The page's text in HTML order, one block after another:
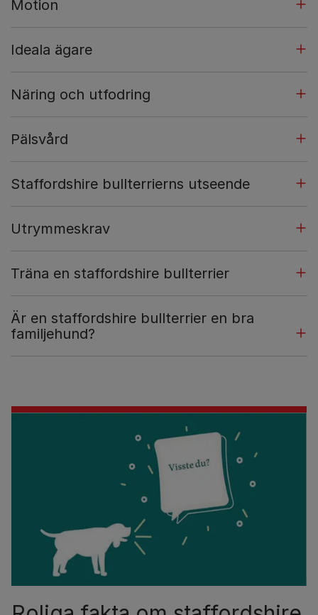
Motion
Ideala ägare
Näring och utfodring
Pälsvård
Staffordshire bullterrierns utseende
Utrymmeskrav
Träna en staffordshire bullterrier
Är en staffordshire bullterrier en bra
familjehund?